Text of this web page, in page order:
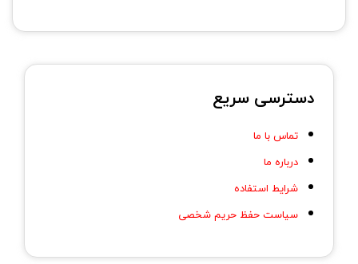
دسترسی سریع
تماس با ما
درباره ما
شرایط استفاده
سیاست حفظ حریم شخصی